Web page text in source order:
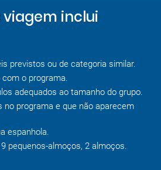
viagem inclui
previstos ou de categoria similar.
o programa.
adequados ao tamanho do grupo.
no programa e que não aparecem
espanhola.
pequenos-almoços, 2 almoços.